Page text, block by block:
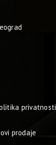
privatnosti
prodaje